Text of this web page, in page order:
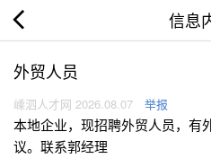
信息
外贸人员
嵊泗人才网 2026.08.07 举报
本地企业，现招聘外贸人员，有
议。联系郭经理